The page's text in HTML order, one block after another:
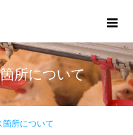
所について
所について